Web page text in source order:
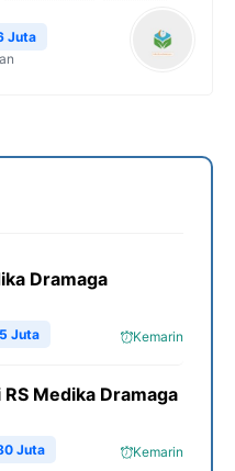
Juta
Dramaga
Kemarin
Juta
Medika Dramaga
Kemarin
Juta